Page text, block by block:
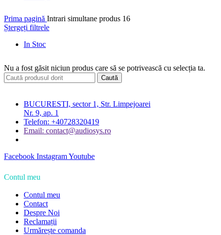
Prima pagină Intrari simultane produs 16
Ștergeți filtrele
In Stoc
Nu a fost găsit niciun produs care să se potrivească cu selecția ta.
Caută
BUCURESTI, sector 1, Str. Limpejoarei
Nr. 9, ap. 1
Telefon: +40728320419
Email: contact@audiosys.ro
Facebook InstagramYoutube
Contul meu
Contul meu
Contact
Despre Noi
Reclamații
Urmărește comanda